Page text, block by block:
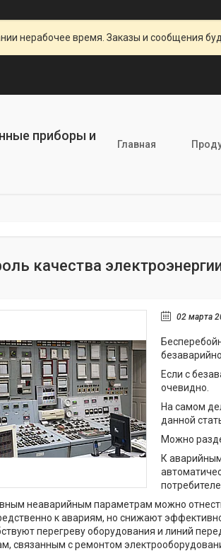
нерабочее время. Заказы и сообщения
приборы и
Главная
качества
02 марта
Если с
очевидно.
На самом
данной
Можно
К
неаварийным параметрам можно
к авариям, но снижают
перегреву оборудования и линий
связанным с ремонтом